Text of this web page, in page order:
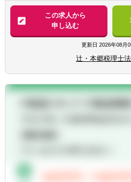
【求める人物像】
■税務・会計にとど
ら経営コンサルテ
■経験・能力をフ
【部署異動につい
■フリーエージェン
・年に2回上司を
【法人全体の特色】
■業界トップレベル
サービス提供してい
■チーム連携：税理
業診断士など、税
野のエキスパート
は、互いにチーム
があります。
■広範囲な取扱業務
一般企業をはじめ
と幅広いお客様に
この求人から
申し込む
更新日 2026年08月
辻・本郷税理士